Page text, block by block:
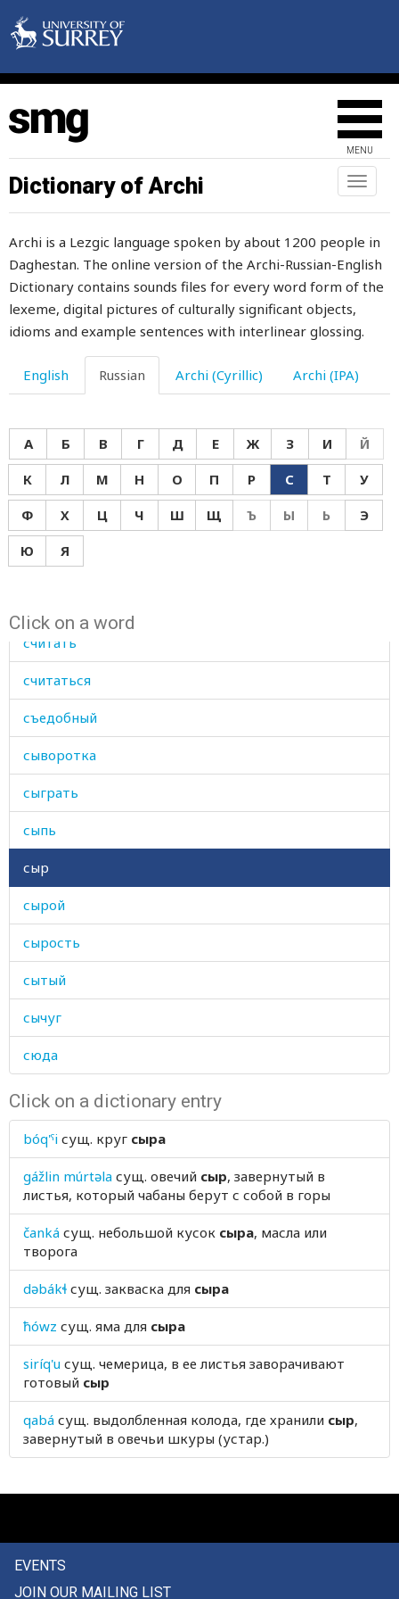
MENU
Toggle
Dictionary of Archi
Archi is a Lezgic language spoken by about 1200 people in
Daghestan. The online version of the Archi-Russian-English
Dictionary contains sounds files for every word form of the
lexeme, digital pictures of culturally significant objects,
idioms and example sentences with interlinear glossing.
English Russian Archi (Cyrillic) Archi (IPA)
А Б В Г Д Е Ж З И
Й
К
Л М Н О П Р С Т
У
Ф
Х Ц Ч Ш Щ Ъ Ы Ь
Э
Ю
Я
Click on a word
сутки
суть
суфизм
сухарь
сухожилие
сучок
суша
существовать
схватки
сходить
сходство
счастье
считать
считаться
съедобный
сыворотка
сыграть
сыпь
сыр
сырой
сырость
сытый
сычуг
сюда
Click on a dictionary entry
bóq'ˤi сущ. круг сыра
gážlin múrtəla сущ. овечий сыр, завернутый в
листья, который чабаны берут с собой в горы
čanká сущ. небольшой кусок сыра, масла или
творога
dəbákɬ сущ. закваска для сыра
ħówz сущ. яма для сыра
siríq'u сущ. чемерица, в ее листья заворачивают
готовый сыр
qabá сущ. выдолбленная колода, где хранили сыр,
завернутый в овечьи шкуры (устар.)
EVENTS
JOIN OUR MAILING LIST